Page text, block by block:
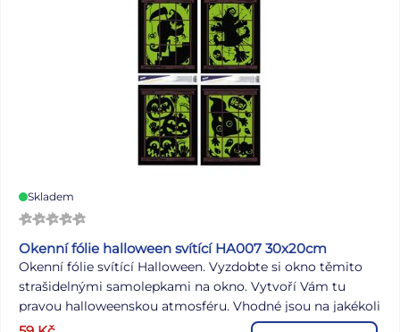
Skladem
Okenní fólie halloween svítící HA007 30x20cm
Okenní fólie svítící Halloween. Vyzdobte si okno těmito
strašidelnými samolepkami na okno. Vytvoří Vám tu
pravou halloweenskou atmosféru. Vhodné jsou na jakékoli
hladké plochy, například sklo, výlohy, zrcadla nebo